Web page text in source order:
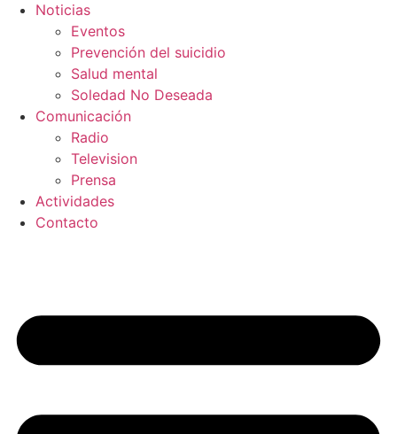
Noticias
Eventos
Prevención del suicidio
Salud mental
Soledad No Deseada
Comunicación
Radio
Television
Prensa
Actividades
Contacto